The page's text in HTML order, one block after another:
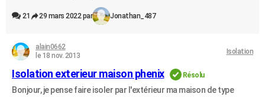
21 29 mars 2022 par Jonathan_487
alain0662
le 18 nov. 2013
Isolation
Isolation exterieur maison phenix Résolu
Bonjour, je pense faire isoler par l'extérieur ma maison de type